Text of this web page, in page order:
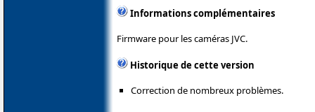
Informations complémentaires
Firmware pour les caméras JVC.
Historique de cette version
Correction de nombreux problèmes.